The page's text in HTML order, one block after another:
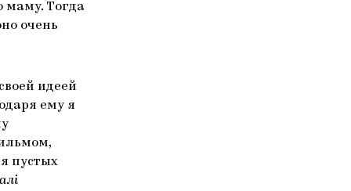
Тогда
очень
идеей
ему я
пустых